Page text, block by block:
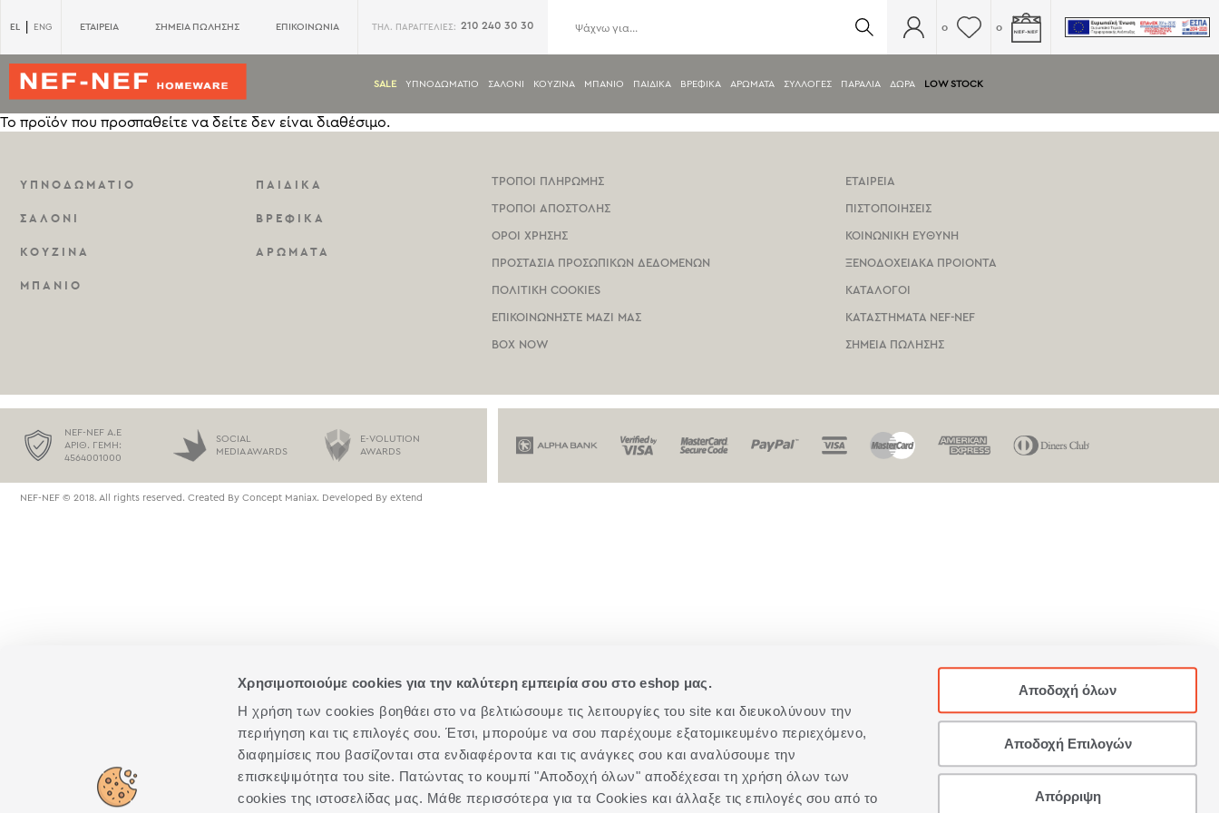
Χρησιμοποιούμε cookies για την καλύτερη εμπειρία σου στο eshop μας.
Η χρήση των cookies βοηθάει στο να βελτιώσουμε τις λειτουργίες του site και διευκολύνουν την
περιήγηση και τις επιλογές σου. Έτσι, μπορούμε να σου παρέχουμε εξατομικευμένο περιεχόμενο,
διαφημίσεις που βασίζονται στα ενδιαφέροντα και τις ανάγκες σου και αναλύσουμε την
επισκεψιμότητα του site. Πατώντας το κουμπί "Αποδοχή όλων" αποδέχεσαι τη χρήση όλων των
cookies της ιστοσελίδας μας. Μάθε περισσότερα για τα Cookies και άλλαξε τις επιλογές σου από το
Αποδοχή όλων
Αποδοχή Επιλογών
Απόρριψη
EL ENG ΕΤΑΙΡΕΙΑ ΣΗΜΕΙΑ ΠΩΛΗΣΗΣ ΕΠΙΚΟΙΝΩΝΙΑ ΤΗΛ. ΠΑΡΑΓΓΕΛΙΕΣ: 210 240 30 30 0 0
SALE ΥΠΝΟΔΩΜΑΤΙΟ ΣΑΛΟΝΙ ΚΟΥΖΙΝΑ ΜΠΑΝΙΟ ΠΑΙΔΙΚΑ ΒΡΕΦΙΚΑ ΑΡΩΜΑΤΑ ΣΥΛΛΟΓΕΣ ΠΑΡΑΛΙΑ ΔΩΡΑ LOW STOCK
Το προϊόν που προσπαθείτε να δείτε δεν είναι διαθέσιμο.
ΥΠΝΟΔΩΜΑΤΙΟ
ΣΑΛΟΝΙ
ΚΟΥΖΙΝΑ
ΜΠΑΝΙΟ
ΠΑΙΔΙΚΑ
ΒΡΕΦΙΚΑ
ΑΡΩΜΑΤΑ
ΤΡΟΠΟΙ ΠΛΗΡΩΜΗΣ
ΤΡΟΠΟΙ ΑΠΟΣΤΟΛΗΣ
ΟΡΟΙ ΧΡΗΣΗΣ
ΠΡΟΣΤΑΣΙΑ ΠΡΟΣΩΠΙΚΩΝ ΔΕΔΟΜΕΝΩΝ
ΠΟΛΙΤΙΚΗ COOKIES
ΕΠΙΚΟΙΝΩΝΗΣΤΕ ΜΑΖΙ ΜΑΣ
BOX NOW
ΕΤΑΙΡΕΙΑ
ΠΙΣΤΟΠΟΙΗΣΕΙΣ
ΚΟΙΝΩΝΙΚΗ ΕΥΘΥΝΗ
ΞΕΝΟΔΟΧΕΙΑΚΑ ΠΡΟΙΟΝΤΑ
ΚΑΤΑΛΟΓΟΙ
ΚΑΤΑΣΤΗΜΑΤΑ NEF-NEF
ΣΗΜΕΙΑ ΠΩΛΗΣΗΣ
NEF-NEF Α.Ε
ΑΡΙΘ. ΓΕΜΗ:
4564001000
SOCIAL
MEDIA AWARDS
E-VOLUTION
AWARDS
NEF-NEF © 2018. All rights reserved. Created By Concept Maniax. Developed By eXtend